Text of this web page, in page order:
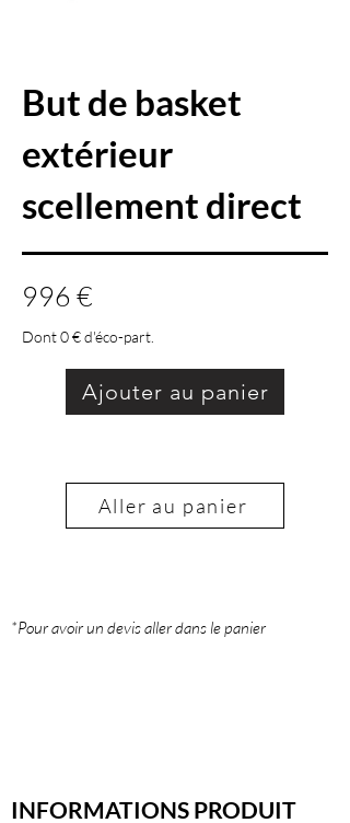
But de basket
extérieur
scellement direct
996 €
Dont 0 € d'éco-part.
Ajouter au panier
Aller au panier
*Pour avoir un devis aller dans le panier
INFORMATIONS PRODUIT